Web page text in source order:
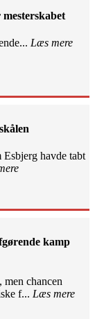
Læs mere
Esbjerg havde tabt
kamp
men chancen
f... Læs mere